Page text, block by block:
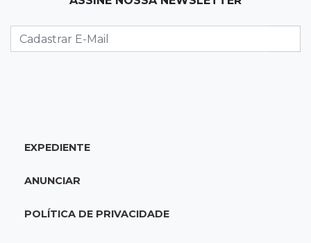
lugar no Brasileirão
18:33Em 2022
adolescente atropelada no Amazonas
EXPEDIENTE
ANUNCIAR
POLÍTICA DE PRIVACIDADE